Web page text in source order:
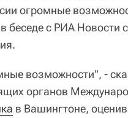
огромные
беседе с РИА Новости
возможности", -
органов
в Вашингтоне,